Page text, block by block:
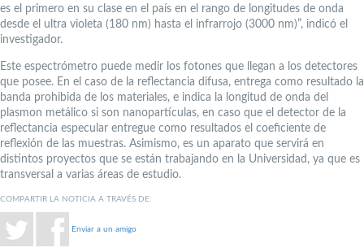
es el primero en su clase en el país en el rango de longitudes de onda
desde el ultra violeta (180 nm) hasta el infrarrojo (3000 nm)”, indicó el
investigador.
Este espectrómetro puede medir los fotones que llegan a los detectores
que posee. En el caso de la reflectancia difusa, entrega como resultado la
banda prohibida de los materiales, e indica la longitud de onda del
plasmon metálico si son nanopartículas, en caso que el detector de la
reflectancia especular entregue como resultados el coeficiente de
reflexión de las muestras. Asimismo, es un aparato que servirá en
distintos proyectos que se están trabajando en la Universidad, ya que es
transversal a varias áreas de estudio.
COMPARTIR LA NOTICIA A TRAVÉS DE:
Enviar a un amigo